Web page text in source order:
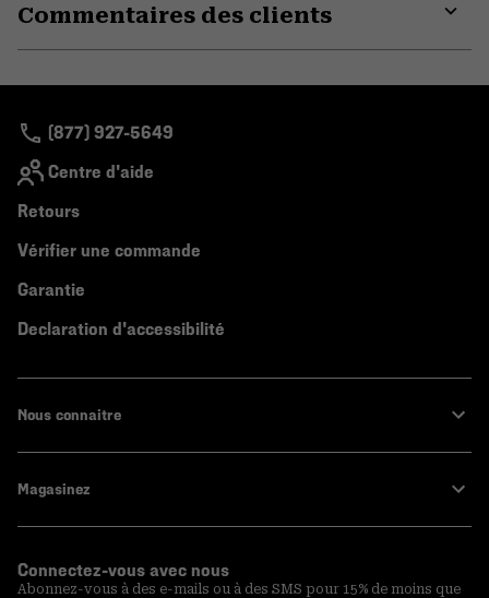
Commentaires des clients
(877) 927-5649
Centre d'aide
Retours
Vérifier une commande
Garantie
Declaration d'accessibilité
Nous connaitre
Magasinez
Connectez-vous avec nous
Abonnez-vous à des e-mails ou à des SMS pour 15% de moins que